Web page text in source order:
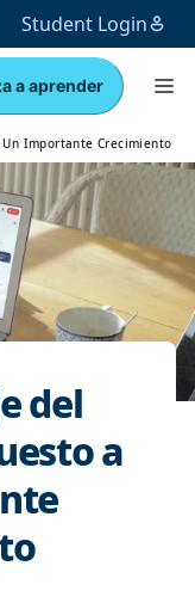
Student Login
a aprender
Importante Crecimiento
del
a